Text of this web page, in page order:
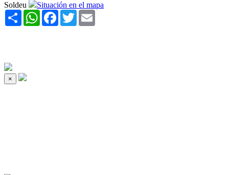
Soldeu
Situación en el mapa
Share WhatsAppFacebook
Twitter
×